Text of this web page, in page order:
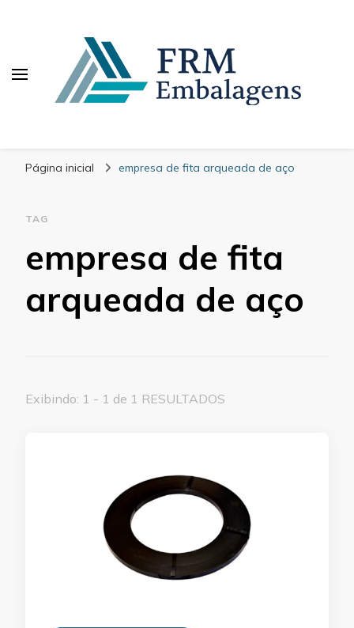
Página inicial empresa de fita arqueada de aço
TAG
empresa de fita
arqueada de aço
Exibindo: 1 - 1 de 1 RESULTADOS